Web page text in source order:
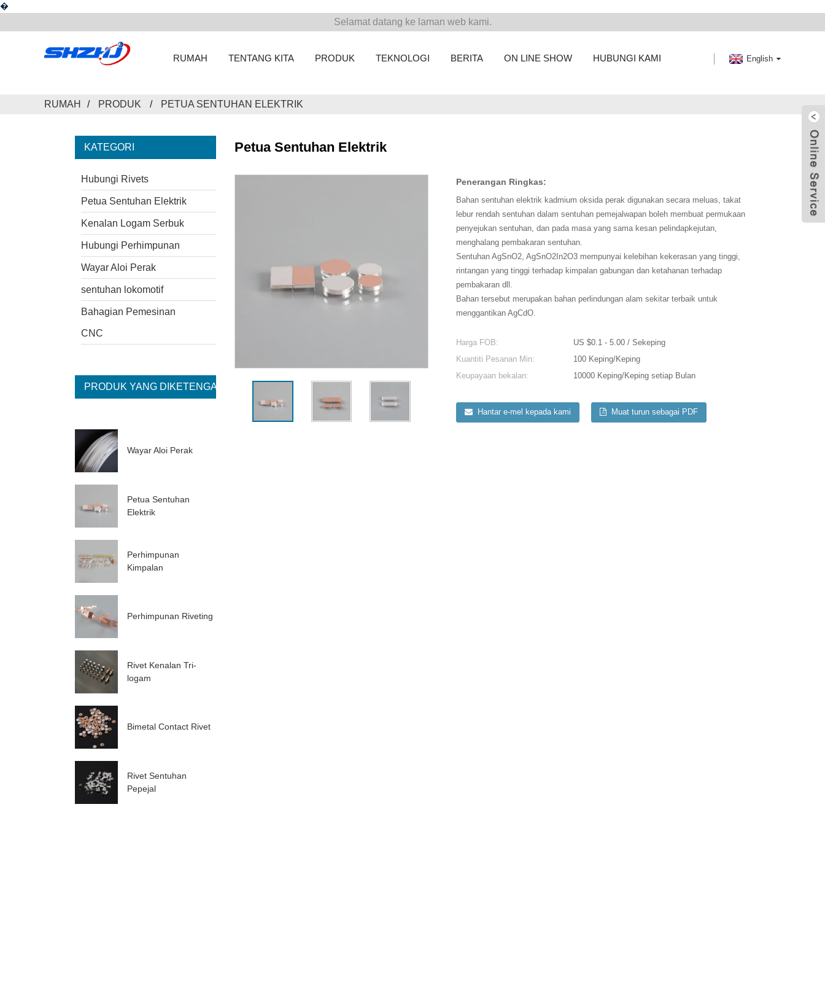
�
Selamat datang ke laman web kami.
RUMAH TENTANG KITA PRODUK TEKNOLOGI BERITA ON LINE SHOW HUBUNGI KAMI English
RUMAH PRODUK PETUA SENTUHAN ELEKTRIK
KATEGORI
Hubungi Rivets
Petua Sentuhan Elektrik
Kenalan Logam Serbuk
Hubungi Perhimpunan
Wayar Aloi Perak
sentuhan lokomotif
Bahagian Pemesinan
CNC
PRODUK YANG DIKETENGAHKAN
Wayar Aloi Perak
Petua Sentuhan
Elektrik
Perhimpunan
Kimpalan
Perhimpunan Riveting
Rivet Kenalan Tri-
logam
Bimetal Contact Rivet
Rivet Sentuhan
Pepejal
Petua Sentuhan Elektrik
Penerangan Ringkas:
Bahan sentuhan elektrik kadmium oksida perak digunakan secara meluas, takat
lebur rendah sentuhan dalam sentuhan pemejalwapan boleh membuat permukaan
penyejukan sentuhan, dan pada masa yang sama kesan pelindapkejutan,
menghalang pembakaran sentuhan.
Sentuhan AgSnO2, AgSnO2In2O3 mempunyai kelebihan kekerasan yang tinggi,
rintangan yang tinggi terhadap kimpalan gabungan dan ketahanan terhadap
pembakaran dll.
Bahan tersebut merupakan bahan perlindungan alam sekitar terbaik untuk
menggantikan AgCdO.
Harga FOB:
US $0.1 - 5.00 / Sekeping
Kuantiti Pesanan Min:
100 Keping/Keping
Keupayaan bekalan:
10000 Keping/Keping setiap Bulan
Hantar e-mel kepada kami Muat turun sebagai PDF